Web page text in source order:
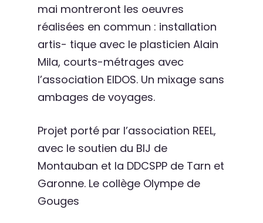
mai montreront les oeuvres
réalisées en commun : installation
artis- tique avec le plasticien Alain
Mila, courts-métrages avec
l’association EIDOS. Un mixage sans
ambages de voyages.
Projet porté par l’association REEL,
avec le soutien du BIJ de
Montauban et la DDCSPP de Tarn et
Garonne. Le collège Olympe de
Gouges